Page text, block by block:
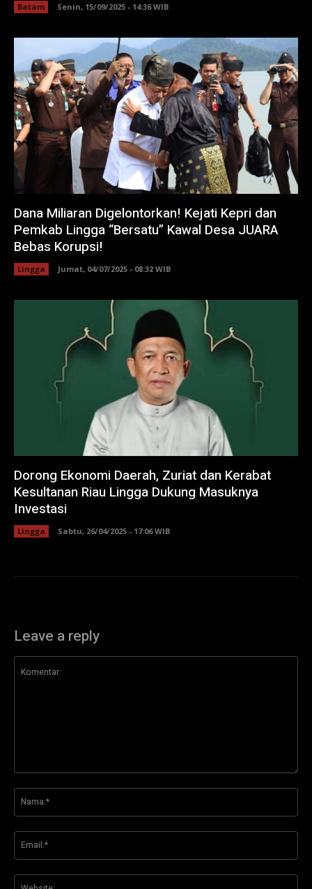
Batam Senin, 15/09/2025 - 14:36 WIB
Dana Miliaran Digelontorkan! Kejati Kepri dan
Pemkab Lingga “Bersatu” Kawal Desa JUARA
Bebas Korupsi!
Lingga Jumat, 04/07/2025 - 08:32 WIB
Dorong Ekonomi Daerah, Zuriat dan Kerabat
Kesultanan Riau Lingga Dukung Masuknya
Investasi
Lingga Sabtu, 26/04/2025 - 17:06 WIB
Leave a reply